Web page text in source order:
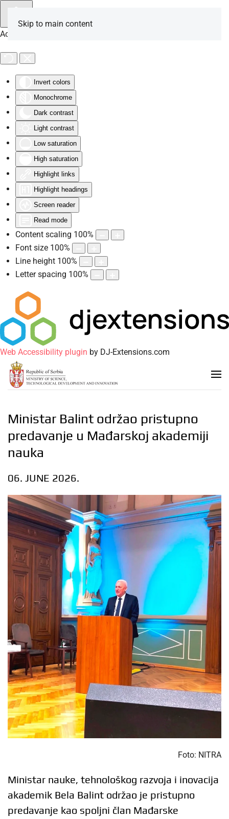
Accessibility Tools
Invert colors
Monochrome
Dark contrast
Light contrast
Low saturation
High saturation
Highlight links
Highlight headings
Screen reader
Read mode
Content scaling 100%
Font size 100%
Line height 100%
Letter spacing 100%
Web Accessibility plugin by DJ-Extensions.com
Skip to main content
Ministar Balint održao pristupno
predavanje u Mađarskoj akademiji
nauka
06. JUNE 2026.
Foto: NITRA
Ministar nauke, tehnološkog razvoja i inovacija
akademik Bela Balint održao je pristupno
predavanje kao spoljni član Mađarske